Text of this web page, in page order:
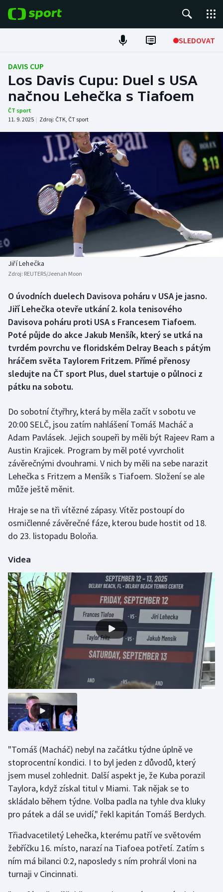
SLEDOVAT
Fotbal
Hokej
Tenis
Atletika
Cyklistika
DALŠÍ SPORTY
Americký fotbal
Baseball a softbal
Basketbal
Biatlon
Boby a skeleton
Box
Curling
Dostihy
Futsal
Golf
Gymnastika
Házená
Jezdectví
Judo
Krasobruslení
Lezení
Lyže a snowboard
Moderní pětiboj
Motorsport
Olympijské hry
Parasport
Plavání
Plážový volejbal
Ragby
Rychlobruslení
Short track
Sportovní střelba
NEPŘEHLÉDNĚTE
Historické návraty
Aplikace ČT sport
AZ kvíz
DAVIS CUP
Los Davis Cupu: Duel s USA
načnou Lehečka s Tiafoem
ČT sport
11. 9. 2025 | Zdroj: ČTK, ČT sport
Jiří Lehečka
Zdroj: REUTERS/Jeenah Moon
O úvodních duelech Davisova poháru v USA je jasno.
Jiří Lehečka otevře utkání 2. kola tenisového
Davisova poháru proti USA s Francesem Tiafoem.
Poté půjde do akce Jakub Menšík, který se utká na
tvrdém povrchu ve floridském Delray Beach s pátým
hráčem světa Taylorem Fritzem. Přímé přenosy
sledujte na ČT sport Plus, duel startuje o půlnoci z
pátku na sobotu.
Do sobotní čtyřhry, která by měla začít v sobotu ve
20:00 SELČ, jsou zatím nahlášení Tomáš Macháč a
Adam Pavlásek. Jejich soupeři by měli být Rajeev Ram a
Austin Krajicek. Program by měl poté vyvrcholit
závěrečnými dvouhrami. V nich by měli na sebe narazit
Lehečka s Fritzem a Menšík s Tiafoem. Složení se ale
může ještě měnit.
Hraje se na tři vítězné zápasy. Vítěz postoupí do
osmičlenné závěrečné fáze, kterou bude hostit od 18.
do 23. listopadu Boloňa.
Videa
"Tomáš (Macháč) nebyl na začátku týdne úplně ve
stoprocentní kondici. I to byl jeden z důvodů, který
jsem musel zohlednit. Další aspekt je, že Kuba porazil
Taylora, když získal titul v Miami. Tak nějak se to
skládalo během týdne. Volba padla na tyhle dva kluky
pro pátek a dál se uvidí," řekl kapitán Tomáš Berdych.
Třiadvacetiletý Lehečka, kterému patří ve světovém
žebříčku 16. místo, narazí na Tiafoea potřetí. Zatím s
ním má bilanci 0:2, naposledy s ním prohrál vloni na
turnaji v Cincinnati.